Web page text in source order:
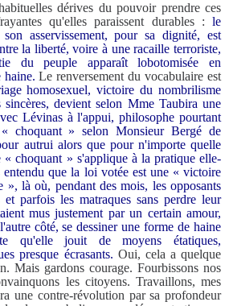
dérives du pouvoir prendre ces
qu'elles paraissent durables : le
asservissement, pour sa dignité, est
la liberté, voire à une racaille terroriste,
du peuple apparaît lobotomisée en
haine. Le renversement du vocabulaire est
homosexuel, victoire du nombrilisme
sincères, devient selon Mme Taubira une
Lévinas à l'appui, philosophe pourtant
choquant » selon Monsieur Bergé de
autrui alors que pour n'importe quelle
« choquant » s'applique à la pratique elle-
que la loi votée est une « victoire
», là où, pendant des mois, les opposants
parfois les matraques sans perdre leur
mus justement par un certain amour,
côté, se dessiner une forme de haine
qu'elle jouit de moyens étatiques,
presque écrasants. Oui, cela a quelque
Mais gardons courage. Fourbissons nos
les citoyens. Travaillons, mes
une contre-révolution par sa profondeur